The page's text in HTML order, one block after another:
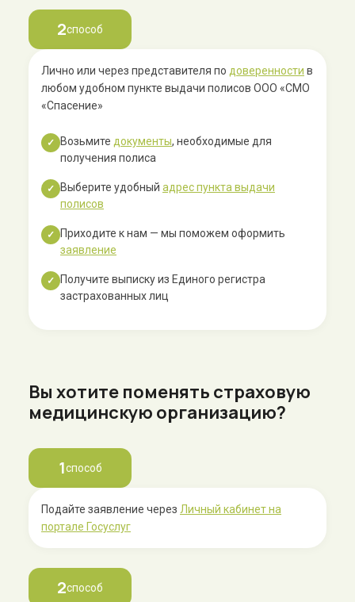
2способ
Лично или через представителя по доверенности в
любом удобном пункте выдачи полисов ООО «СМО
«Спасение»
✓ Возьмите документы, необходимые для
получения полиса
✓ Выберите удобный адрес пункта выдачи
полисов
✓
Приходите к нам — мы поможем оформить
заявление
✓
Получите выписку из Единого регистра
застрахованных лиц
Вы хотите поменять страховую
медицинскую организацию?
1способ
Подайте заявление через Личный кабинет на
портале Госуслуг
2способ